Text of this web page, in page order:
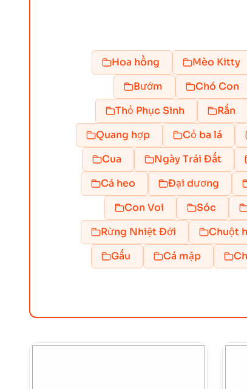
Hoa hồng Mèo Kitty
Bướm
Chó Con
Thỏ Phục Sinh
Rắn
Quang hợp
Cỏ ba lá
Cua
Ngày Trái Đất
Cá heo
Đại dương
Con Voi
Sóc
Rừng Nhiệt Đới
Chuột
Gấu
Cá mập